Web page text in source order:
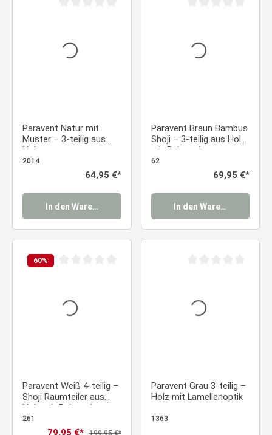
Paravent Natur mit
Muster – 3-teilig aus
Holz
2014
Regulärer Preis:
64,95 €*
In den Warenkorb
Paravent Braun Bambus
Shoji – 3-teilig aus Holz
mit Reispapier
62
Regulärer Preis:
69,95 €*
In den Warenkorb
60%
Paravent Weiß 4-teilig –
Shoji Raumteiler aus
Holz mit Reispapier
261
Verkaufspreis:
79,95 €* Regulärer Preis:
Paravent Grau 3-teilig –
Holz mit Lamellenoptik
1363